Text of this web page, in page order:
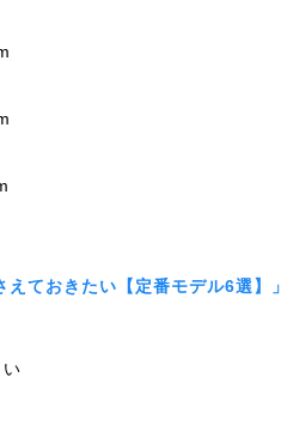
ておきたい【定番モデル6選】」